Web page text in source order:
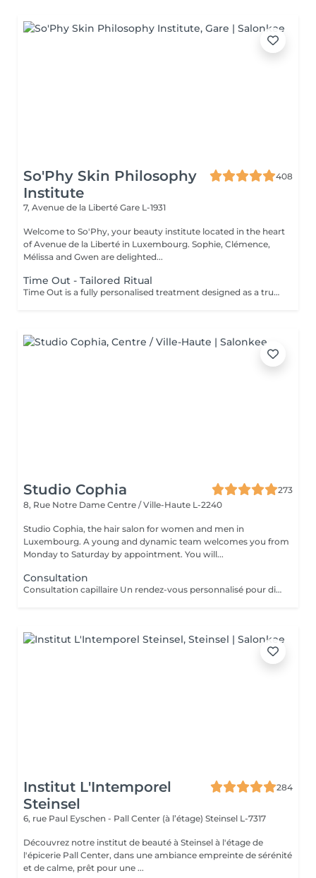
So'Phy Skin Philosophy
Institute
408
7, Avenue de la Liberté Gare L-1931
Welcome to So'Phy, your beauty institute located in the heart
of Avenue de la Liberté in Luxembourg. Sophie, Clémence,
Mélissa and Gwen are delighted...
Time Out - Tailored Ritual
Time Out is a fully personalised treatment designed as a true moment of escape and well-being. You choose the duration, and we create a tailored ritual based on your needs and how you feel at the time. This treatment may combine different techniques and include both facial and/or body treatments, offering a unique and perfectly adapted experience. Each session is different, designed to bring relaxation, balance and visible results. The perfect moment to switch off and enjoy time entirely dedicated to yourself.
Studio Cophia
273
8, Rue Notre Dame Centre / Ville-Haute L-2240
Studio Cophia, the hair salon for women and men in
Luxembourg. A young and dynamic team welcomes you from
Monday to Saturday by appointment. You will...
Consultation
Consultation capillaire Un rendez-vous personnalisé pour discuter de vos envies, recevoir des conseils et choisir la coiffure ou la couleur qui vous correspond. Ein persönlicher Termin, um Ihre Wünsche zu besprechen, Tipps zu erhalten und die Frisur oder Farbe auszuwählen, die zu Ihnen passt. A personalized appointment to discuss your wishes, get advice, and choose the hairstyle or color that suits you best.
Institut L'Intemporel
Steinsel
284
6, rue Paul Eyschen - Pall Center (à l’étage) Steinsel L-7317
Découvrez notre institut de beauté à Steinsel à l'étage de
l'épicerie Pall Center, dans une ambiance empreinte de sérénité
et de calme, prêt pour une ...